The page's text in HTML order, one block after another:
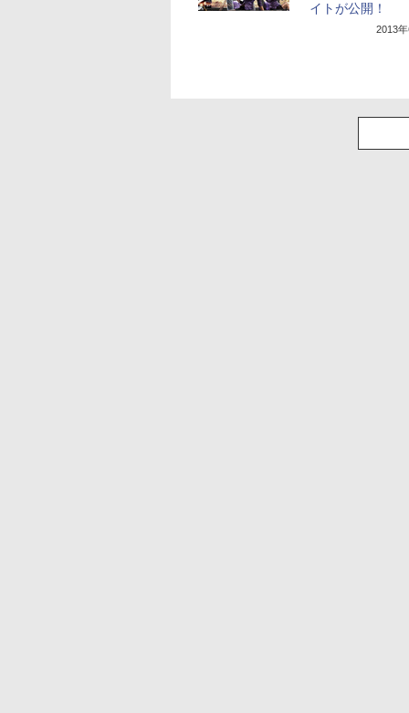
イトが公開！
2013